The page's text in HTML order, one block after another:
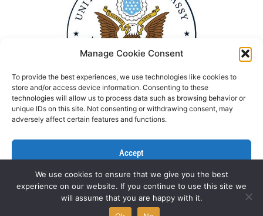
Manage Cookie Consent
To provide the best experiences, we use technologies like cookies to
store and/or access device information. Consenting to these
technologies will allow us to process data such as browsing behavior or
unique IDs on this site. Not consenting or withdrawing consent, may
adversely affect certain features and functions.
Accept
Deny
View preferences
Politika Privatnosti Kontaktirajte nas
All rights reserved © NGO Aktiv 2022 | Designed by
We use cookies to ensure that we give you the best
experience on our website. If you continue to use this site we
will assume that you are happy with it.